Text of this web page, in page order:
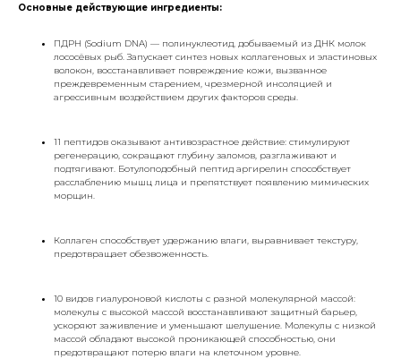
Основные действующие ингредиенты:
ПДРН (Sodium DNA) — полинуклеотид, добываемый из ДНК молок
лососёвых рыб. Запускает синтез новых коллагеновых и эластиновых
волокон, восстанавливает повреждение кожи, вызванное
преждевременным старением, чрезмерной инсоляцией и
агрессивным воздействием других факторов среды.
11 пептидов оказывают антивозрастное действие: стимулируют
регенерацию, сокращают глубину заломов, разглаживают и
подтягивают. Ботулоподобный пептид аргирелин способствует
расслаблению мышц лица и препятствует появлению мимических
морщин.
Коллаген способствует удержанию влаги, выравнивает текстуру,
предотвращает обезвоженность.
10 видов гиалуроновой кислоты с разной молекулярной массой:
молекулы с высокой массой восстанавливают защитный барьер,
ускоряют заживление и уменьшают шелушение. Молекулы с низкой
массой обладают высокой проникающей способностью, они
предотвращают потерю влаги на клеточном уровне.